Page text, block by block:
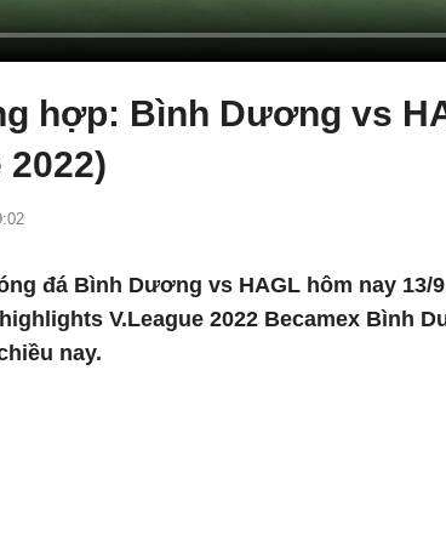
hợp: Bình Dương vs
2022)
đá Bình Dương vs HAGL hôm nay 13/
V.League 2022 Becamex Bình
nay.